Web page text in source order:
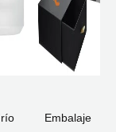
Embalaje